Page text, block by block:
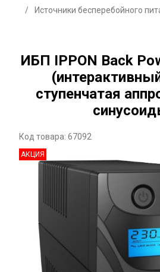
/
Источники бесперебойного
ИБП IPPON Back
ступенчатая
Код товара: 67092
АКЦИЯ